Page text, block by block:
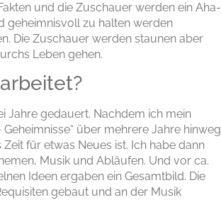
und die Zuschauer werden ein Aha-
geheimnisvoll zu halten werden
Die Zuschauer werden staunen aber
Leben gehen.
Jahre gedauert. Nachdem ich mein
über mehrere Jahre hinweg
für etwas Neues ist. Ich habe dann
Musik und Abläufen. Und vor ca.
Ideen ergaben ein Gesamtbild. Die
gebaut und an der Musik